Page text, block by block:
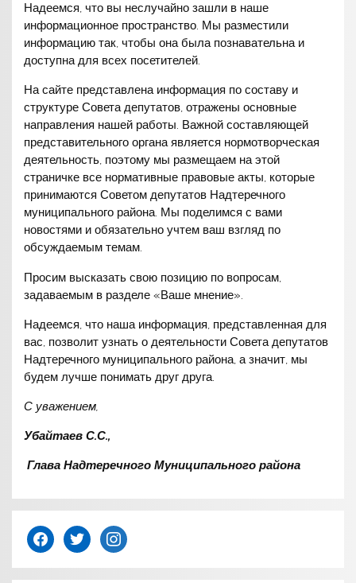
Надеемся, что вы неслучайно зашли в наше
информационное пространство. Мы разместили
информацию так, чтобы она была познавательна и
доступна для всех посетителей.
На сайте представлена информация по составу и
структуре Совета депутатов, отражены основные
направления нашей работы. Важной составляющей
представительного органа является нормотворческая
деятельность, поэтому мы размещаем на этой
страничке все нормативные правовые акты, которые
принимаются Советом депутатов Надтеречного
муниципального района. Мы поделимся с вами
новостями и обязательно учтем ваш взгляд по
обсуждаемым темам.
Просим высказать свою позицию по вопросам,
задаваемым в разделе «Ваше мнение».
Надеемся, что наша информация, представленная для
вас, позволит узнать о деятельности Совета депутатов
Надтеречного муниципального района, а значит, мы
будем лучше понимать друг друга.
С уважением,
Убайтаев С.С.,
Глава Надтеречного Муниципального района
facebooktwitter instagram